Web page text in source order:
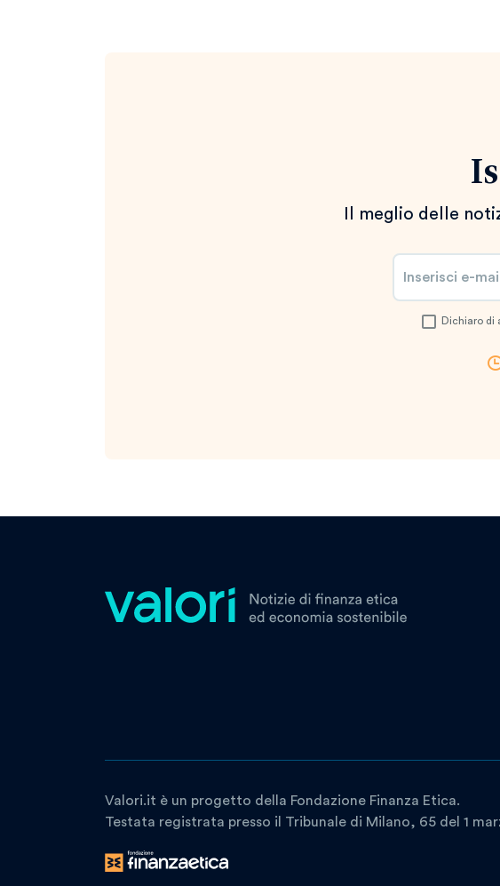
Il meglio delle
Dichiaro di
Valori.it è un progetto della Fondazione Finanza Etica.
Testata registrata presso il Tribunale di Milano, 65 del 1